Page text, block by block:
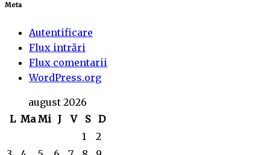
Meta
Autentificare
Flux intrări
Flux comentarii
WordPress.org
august 2026
L Ma Mi J V S
D
1
2